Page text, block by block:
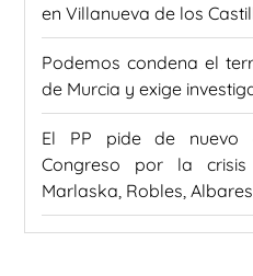
en Villanueva de los
Podemos condena el
de Murcia y exige
El PP pide de nuevo
Congreso por la
Marlaska, Robles,